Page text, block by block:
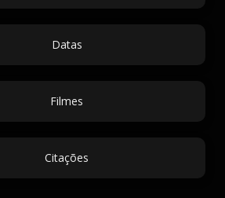
Datas
Filmes
Citações